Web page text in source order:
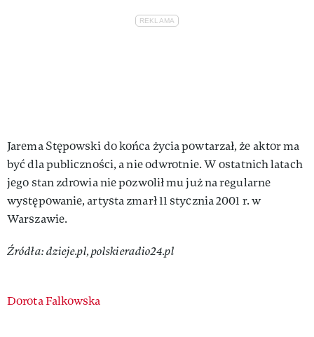
Jarema Stępowski do końca życia powtarzał, że aktor ma
być dla publiczności, a nie odwrotnie. W ostatnich latach
jego stan zdrowia nie pozwolił mu już na regularne
występowanie, artysta zmarł 11 stycznia 2001 r. w
Warszawie.
Źródła: dzieje.pl, polskieradio24.pl
Authors
Dorota Falkowska